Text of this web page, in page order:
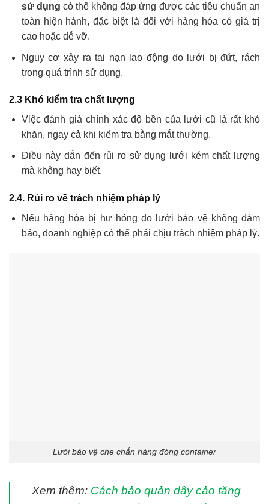
sử dụng có thể không đáp ứng được các tiêu chuẩn an
toàn hiện hành, đặc biệt là đối với hàng hóa có giá trị
cao hoặc dễ vỡ.
Nguy cơ xảy ra tai nạn lao động do lưới bị đứt, rách
trong quá trình sử dụng.
2.3 Khó kiểm tra chất lượng
Việc đánh giá chính xác độ bền của lưới cũ là rất khó
khăn, ngay cả khi kiểm tra bằng mắt thường.
Điều này dẫn đến rủi ro sử dụng lưới kém chất lượng
mà không hay biết.
2.4. Rủi ro về trách nhiệm pháp lý
Nếu hàng hóa bị hư hỏng do lưới bảo vệ không đảm
bảo, doanh nghiệp có thể phải chịu trách nhiệm pháp lý.
Lưới bảo vệ che chắn hàng đóng container
Xem thêm: Cách bảo quản dây cảo tăng